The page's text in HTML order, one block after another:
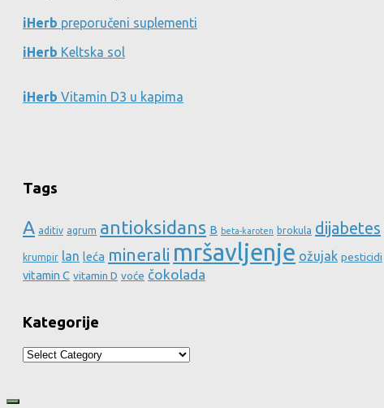
iHerb preporučeni suplementi
iHerb Keltska sol
iHerb Vitamin D3 u kapima
Tags
A aditiv agrum antioksidans B beta-karoten brokula dijabetes
krumpir lan leća minerali mršavljenje ožujak pesticidi
vitamin C vitamin D voće čokolada
Kategorije
Kategorije